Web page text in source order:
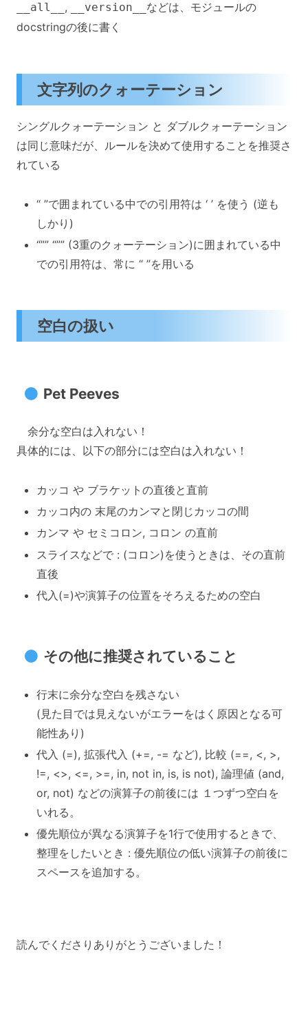
__all__ , __version__ などは、モジュールの
docstringの後に書く
文字列のクォーテーション
シングルクォーテーション と ダブルクォーテーション
は同じ意味だが、ルールを決めて使用することを推奨さ
れている
“ ”で囲まれている中での引用符は ‘ ’ を使う (逆も
しかり)
“”” “”” (3重のクォーテーション)に囲まれている中
での引用符は、常に “ ”を用いる
空白の扱い
Pet Peeves
余分な空白は入れない！
具体的には、以下の部分には空白は入れない！
カッコ や ブラケットの直後と直前
カッコ内の 末尾のカンマと閉じカッコの間
カンマ や セミコロン, コロン の直前
スライスなどで : (コロン)を使うときは、その直前
直後
代入(=)や演算子の位置をそろえるための空白
その他に推奨されていること
行末に余分な空白を残さない
(見た目では見えないがエラーをはく原因となる可
能性あり)
代入 (=), 拡張代入 (+=, -= など), 比較 (==, <, >,
!=, <>, <=, >=, in, not in, is, is not), 論理値 (and,
or, not) などの演算子の前後には １つずつ空白を
いれる。
優先順位が異なる演算子を1行で使用するときで、
整理をしたいとき : 優先順位の低い演算子の前後に
スペースを追加する。
読んでくださりありがとうございました！